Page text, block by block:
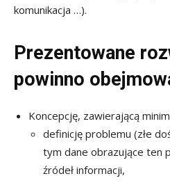
komunikacja …).
Prezentowane
powinno
Koncepcję, zawierającą
definicję problemu (złe
tym dane obrazujące ten
źródeł informacji,